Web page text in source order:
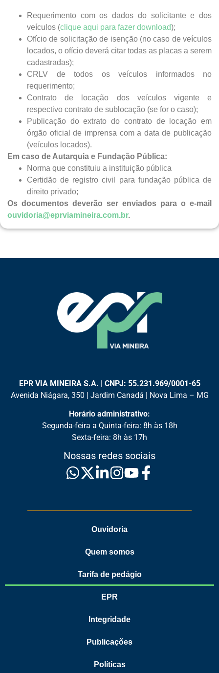
Requerimento com os dados do solicitante e dos
veículos (clique aqui para fazer download);
Ofício de solicitação de isenção (no caso de veículos
locados, o ofício deverá citar todas as placas a serem
cadastradas);
CRLV de todos os veículos informados no
requerimento;
Contrato de locação dos veículos vigente e
respectivo contrato de sublocação (se for o caso);
Publicação do extrato do contrato de locação em
órgão oficial de imprensa com a data de publicação
(veículos locados).
Em caso de Autarquia e Fundação Pública:
Norma que constituiu a instituição pública
Certidão de registro civil para fundação pública de
direito privado;
Os documentos deverão ser enviados para o e-mail
ouvidoria@eprviamineira.com.br.
EPR VIA MINEIRA S.A. | CNPJ: 55.231.969/0001-65
Avenida Niágara, 350 | Jardim Canadá | Nova Lima – MG
Horário administrativo:
Segunda-feira a Quinta-feira: 8h às 18h
Sexta-feira: 8h às 17h
Nossas redes sociais
Ouvidoria
Quem somos
Tarifa de pedágio
EPR
Integridade
Publicações
Políticas